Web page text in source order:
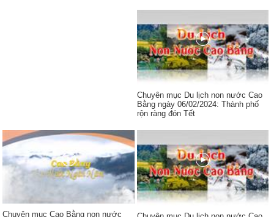
Chuyên mục Du lịch non nước Cao
Bằng ngày 06/02/2024: Thành phố
rộn ràng đón Tết
Chuyên mục Cao Bằng non nước